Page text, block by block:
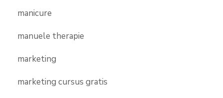
manicure
manuele therapie
marketing
marketing cursus gratis